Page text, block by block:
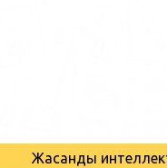
Жасанды